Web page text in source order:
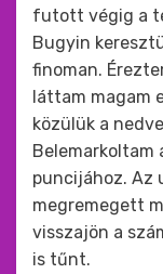
futott végig a
Bugyin
finoman.
láttam magam
közülük a
Belemarkoltam
puncijához. Az
megremegett
visszajön a
is tűnt.